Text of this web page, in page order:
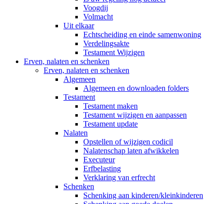
Voogdij
Volmacht
Uit elkaar
Echtscheiding en einde samenwoning
Verdelingsakte
Testament Wijzigen
Erven, nalaten en schenken
Erven, nalaten en schenken
Algemeen
Algemeen en downloaden folders
Testament
Testament maken
Testament wijzigen en aanpassen
Testament update
Nalaten
Opstellen of wijzigen codicil
Nalatenschap laten afwikkelen
Executeur
Erfbelasting
Verklaring van erfrecht
Schenken
Schenking aan kinderen/kleinkinderen